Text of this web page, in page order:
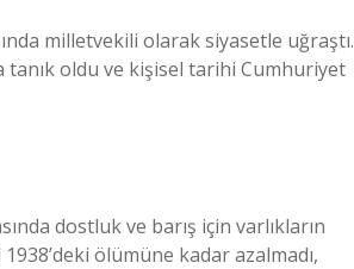
milletvekili olarak siyasetle uğraştı.
tanık oldu ve kişisel tarihi Cumhuriyet
dostluk ve barış için varlıkların
ölümüne kadar azalmadı,